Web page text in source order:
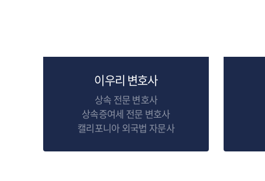
이우리 변호사
상속 전문 변호사
상속증여세 전문 변호사
캘리포니아 외국법 자문사